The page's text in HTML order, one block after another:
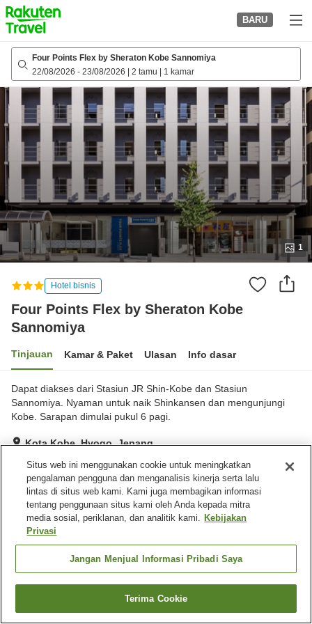
to
top
page
BARU
Four Points Flex by Sheraton Kobe Sannomiya
22/08/2026 - 23/08/2026 2 tamu 1 kamar
1
Hotel bisnis
Four Points Flex by Sheraton Kobe
Sannomiya
Tinjauan Kamar & Paket Ulasan Info dasar
Dapat diakses dari Stasiun JR Shin-Kobe dan Stasiun
Sannomiya. Nyaman untuk naik Shinkansen dan mengunjungi
Kobe. Sarapan dimulai pukul 6 pagi.
Kota Kobe, Hyogo, Jepang
Hebat Ulasan:247
Fasilitas properti
Benar-benar bebas rokok
Area tertentu bisa merokok
Four Points Flex by Sheraton Kobe Sannomiya
Cari kamar
Situs web ini menggunakan cookie untuk meningkatkan
pengalaman pengguna dan menganalisis kinerja serta lalu
lintas di situs web kami. Kami juga membagikan informasi
tentang penggunaan situs kami oleh Anda kepada mitra
media sosial, periklanan, dan analitik kami. Kebijakan
Privasi
Jangan Menjual Informasi Pribadi Saya
Terima Cookie